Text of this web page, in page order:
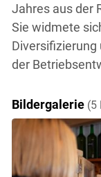
Jahres aus der
Sie widmete
Diversifizierung
der
Bildergalerie (5